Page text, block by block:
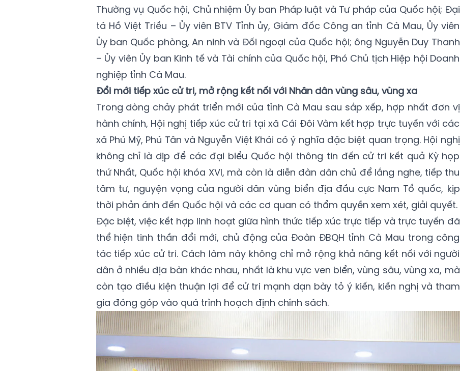
Thường vụ Quốc hội, Chủ nhiệm Ủy ban Pháp luật và Tư pháp của Quốc hội; Đại
tá Hồ Việt Triều – Ủy viên BTV Tỉnh ủy, Giám đốc Công an tỉnh Cà Mau, Ủy viên
Ủy ban Quốc phòng, An ninh và Đối ngoại của Quốc hội; ông Nguyễn Duy Thanh
– Ủy viên Ủy ban Kinh tế và Tài chính của Quốc hội, Phó Chủ tịch Hiệp hội Doanh
nghiệp tỉnh Cà Mau.
Đổi mới tiếp xúc cử tri, mở rộng kết nối với Nhân dân vùng sâu, vùng xa
Trong dòng chảy phát triển mới của tỉnh Cà Mau sau sắp xếp, hợp nhất đơn vị
hành chính, Hội nghị tiếp xúc cử tri tại xã Cái Đôi Vàm kết hợp trực tuyến với các
xã Phú Mỹ, Phú Tân và Nguyễn Việt Khái có ý nghĩa đặc biệt quan trọng. Hội nghị
không chỉ là dịp để các đại biểu Quốc hội thông tin đến cử tri kết quả Kỳ họp
thứ Nhất, Quốc hội khóa XVI, mà còn là diễn đàn dân chủ để lắng nghe, tiếp thu
tâm tư, nguyện vọng của người dân vùng biển địa đầu cực Nam Tổ quốc, kịp
thời phản ánh đến Quốc hội và các cơ quan có thẩm quyền xem xét, giải quyết.
Đặc biệt, việc kết hợp linh hoạt giữa hình thức tiếp xúc trực tiếp và trực tuyến đã
thể hiện tinh thần đổi mới, chủ động của Đoàn ĐBQH tỉnh Cà Mau trong công
tác tiếp xúc cử tri. Cách làm này không chỉ mở rộng khả năng kết nối với người
dân ở nhiều địa bàn khác nhau, nhất là khu vực ven biển, vùng sâu, vùng xa, mà
còn tạo điều kiện thuận lợi để cử tri mạnh dạn bày tỏ ý kiến, kiến nghị và tham
gia đóng góp vào quá trình hoạch định chính sách.